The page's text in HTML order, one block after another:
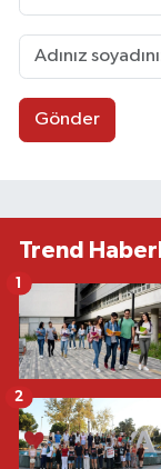
Gönder
Trend
1
2